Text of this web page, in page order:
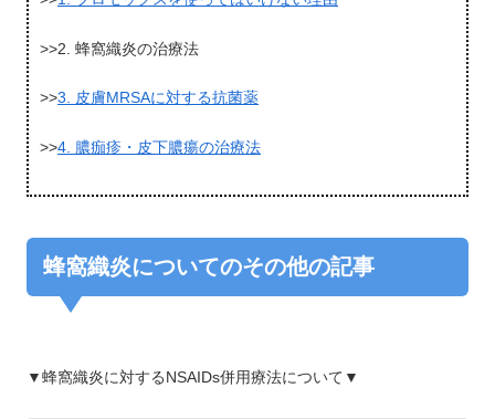
>>2. 蜂窩織炎の治療法
>>3. 皮膚MRSAに対する抗菌薬
>>4. 膿痂疹・皮下膿瘍の治療法
蜂窩織炎についてのその他の記事
▼蜂窩織炎に対するNSAIDs併用療法について▼